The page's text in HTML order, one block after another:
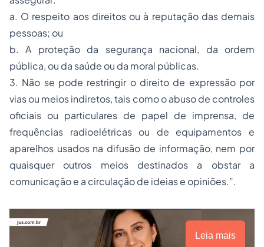
a. O respeito aos direitos ou à reputação das demais
pessoas; ou
b. A proteção da segurança nacional, da ordem
pública, ou da saúde ou da moral públicas.
3. Não se pode restringir o direito de expressão por
vias ou meios indiretos, tais como o abuso de controles
oficiais ou particulares de papel de imprensa, de
frequências radioelétricas ou de equipamentos e
aparelhos usados na difusão de informação, nem por
quaisquer outros meios destinados a obstar a
comunicação e a circulação de ideias e opiniões.”.
Leia mais